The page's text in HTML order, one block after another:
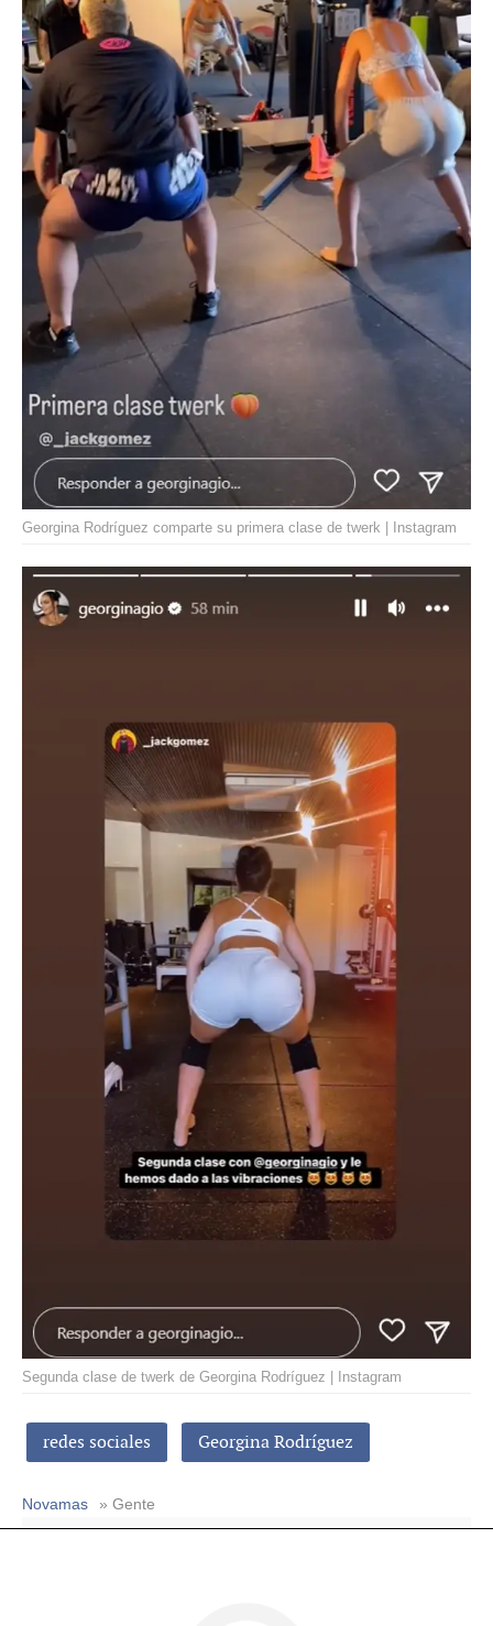
Georgina Rodríguez comparte su primera clase de twerk | Instagram
Segunda clase de twerk de Georgina Rodríguez | Instagram
redes sociales Georgina Rodríguez
Novamas » Gente